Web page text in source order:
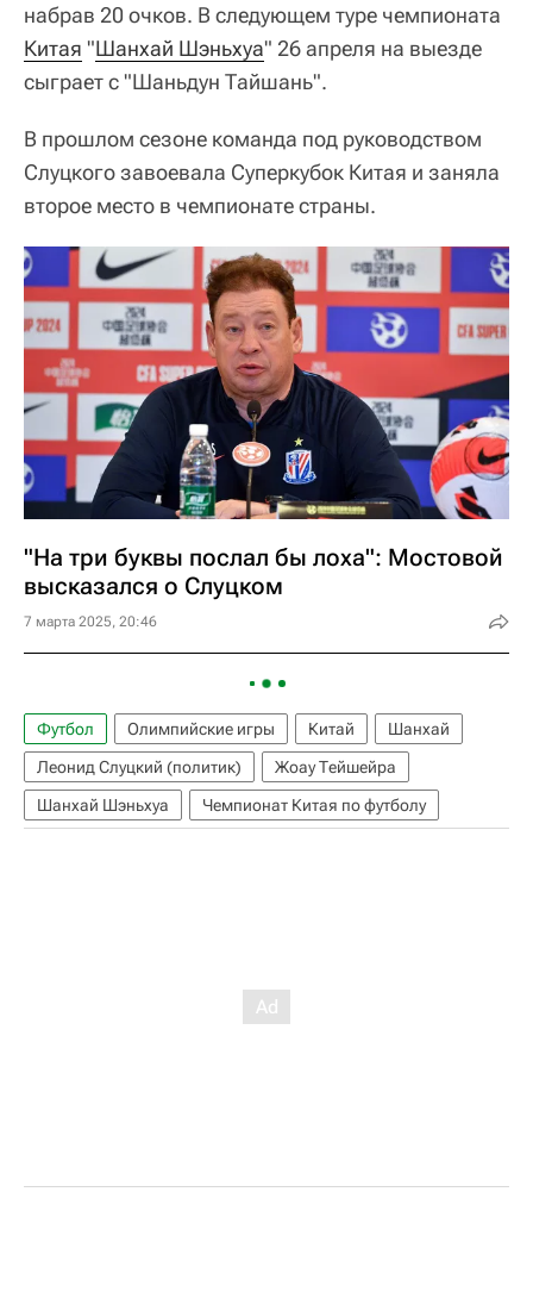
набрав 20 очков. В следующем туре чемпионата
Китая "Шанхай Шэньхуа" 26 апреля на выезде
сыграет с "Шаньдун Тайшань".
В прошлом сезоне команда под руководством
Слуцкого завоевала Суперкубок Китая и заняла
второе место в чемпионате страны.
"На три буквы послал бы лоха": Мостовой
высказался о Слуцком
7 марта 2025, 20:46
Футбол Олимпийские игры Китай
Шанхай
Леонид Слуцкий (политик)
Жоау Тейшейра
Шанхай Шэньхуа
Чемпионат Китая по футболу